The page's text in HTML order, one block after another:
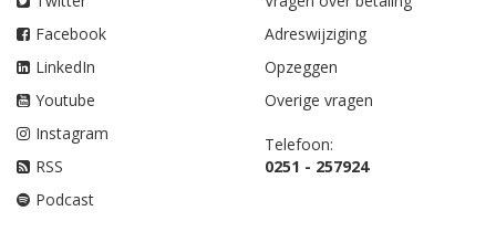
Facebook
LinkedIn
Youtube
Instagram
RSS
Podcast
Adreswijziging
Opzeggen
Overige vragen
Telefoon:
0251 - 257924